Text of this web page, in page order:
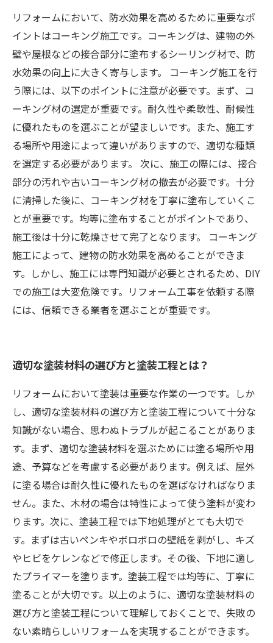
リフォームにおいて、防水効果を高めるために重要なポ
イントはコーキング施工です。コーキングは、建物の外
壁や屋根などの接合部分に塗布するシーリング材で、防
水効果の向上に大きく寄与します。 コーキング施工を行
う際には、以下のポイントに注意が必要です。まず、コ
ーキング材の選定が重要です。耐久性や柔軟性、耐候性
に優れたものを選ぶことが望ましいです。また、施工す
る場所や用途によって違いがありますので、適切な種類
を選定する必要があります。 次に、施工の際には、接合
部分の汚れや古いコーキング材の撤去が必要です。十分
に清掃した後に、コーキング材を丁寧に塗布していくこ
とが重要です。均等に塗布することがポイントであり、
施工後は十分に乾燥させて完了となります。 コーキング
施工によって、建物の防水効果を高めることができま
す。しかし、施工には専門知識が必要とされるため、DIY
での施工は大変危険です。リフォーム工事を依頼する際
には、信頼できる業者を選ぶことが重要です。
適切な塗装材料の選び方と塗装工程とは？
リフォームにおいて塗装は重要な作業の一つです。しか
し、適切な塗装材料の選び方と塗装工程について十分な
知識がない場合、思わぬトラブルが起こることがありま
す。まず、適切な塗装材料を選ぶためには塗る場所や用
途、予算などを考慮する必要があります。例えば、屋外
に塗る場合は耐久性に優れたものを選ばなければなりま
せん。また、木材の場合は特性によって使う塗料が変わ
ります。次に、塗装工程では下地処理がとても大切で
す。まずは古いペンキやボロボロの壁紙を剥がし、キズ
やヒビをケレンなどで修正します。その後、下地に適し
たプライマーを塗ります。塗装工程では均等に、丁寧に
塗ることが大切です。以上のように、適切な塗装材料の
選び方と塗装工程について理解しておくことで、失敗の
ない素晴らしいリフォームを実現することができます。